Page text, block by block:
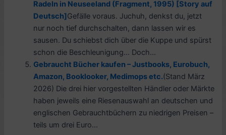
Radeln in Neuseeland (Fragment, 1995) [Story auf
Deutsch]Gefälle voraus. Juchuh, denkst du, jetzt
nur noch tief durchschalten, dann lassen wir es
sausen. Du schiebst dich über die Kuppe und spürst
schon die Beschleunigung… Doch...
Gebraucht Bücher kaufen – Justbooks, Eurobuch,
Amazon, Booklooker, Medimops etc.(Stand März
2026) Die drei hier vorgestellten Händler oder Märkte
haben jeweils eine Riesenauswahl an deutschen und
englischen Gebrauchtbüchern zu niedrigen Preisen –
teils um drei Euro...